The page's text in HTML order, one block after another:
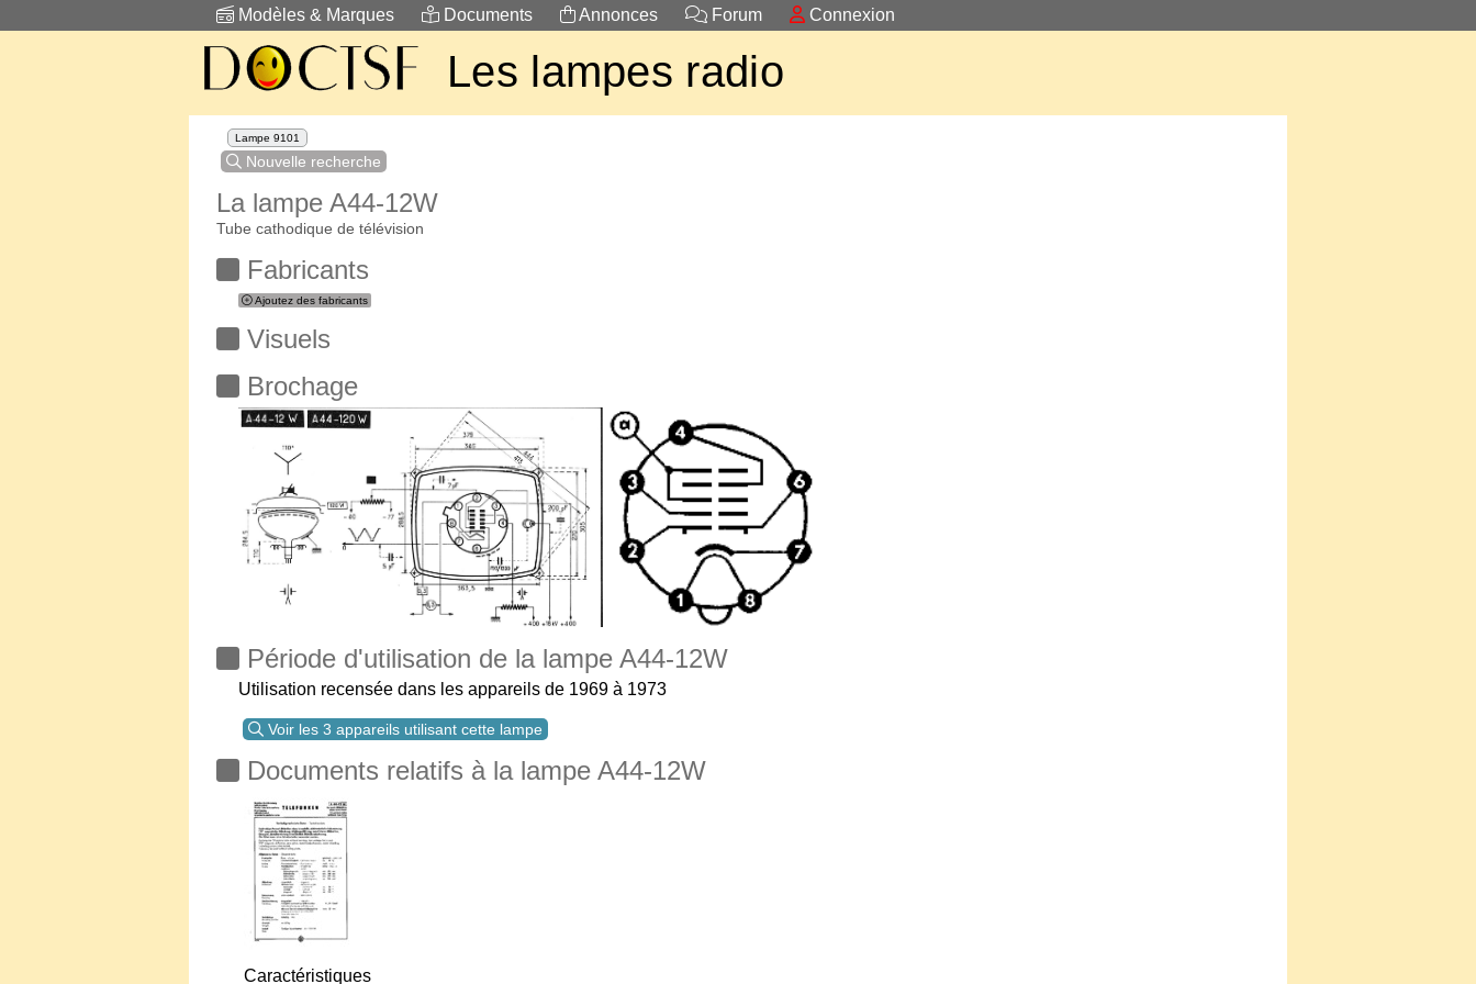
Modèles & Marques Documents Annonces Forum Connexion
Les lampes radio
Lampe 9101
Nouvelle recherche
La lampe A44-12W
Tube cathodique de télévision
Fabricants
Ajoutez des fabricants
Visuels
Brochage
Période d'utilisation de la lampe A44-12W
Utilisation recensée dans les appareils de 1969 à 1973
Voir les 3 appareils utilisant cette lampe
Documents relatifs à la lampe A44-12W
Caractéristiques